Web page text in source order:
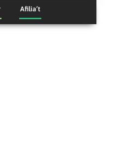
Afilia’t